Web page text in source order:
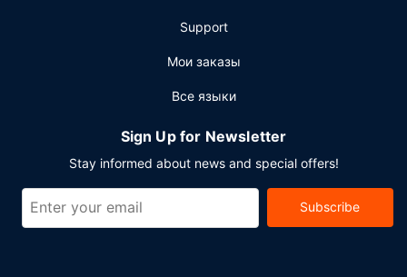
утолите жажду своим любимым напитком. За
(континентальный): по будним дням с 6:30 до 10:00, по
Для удобства гостей предоставляется следующее:
круглосуточный бизнес-центр, ускоренная
следующее: помещение для конференций и
Support
Мои заказы
Все языки
Sign Up for Newsletter
Stay informed about news and special offers!
Subscribe